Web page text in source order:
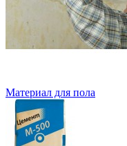
Материал для пола